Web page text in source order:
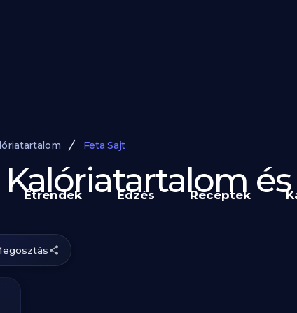
Étrendek Edzés Receptek
Feta Sajt
Kalóriatartalom